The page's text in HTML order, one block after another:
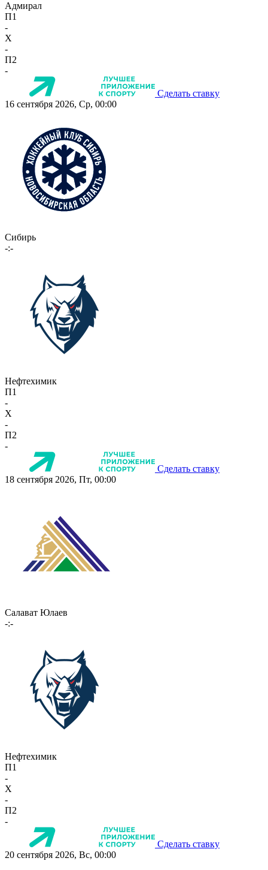
Адмирал
П1
-
X
-
П2
-
Сделать ставку
16 сентября 2026, Ср, 00:00
Сибирь
-:-
Нефтехимик
П1
-
X
-
П2
-
Сделать ставку
18 сентября 2026, Пт, 00:00
Салават Юлаев
-:-
Нефтехимик
П1
-
X
-
П2
-
Сделать ставку
20 сентября 2026, Вс, 00:00